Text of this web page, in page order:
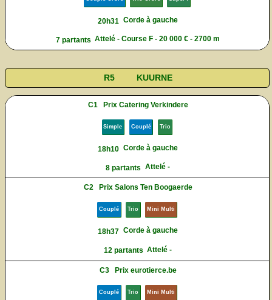
20h31 Corde à gauche
7 partants Attelé - Course F - 20 000 € - 2700 m
R5 KUURNE
C1 Prix Catering Verkindere
Simple Couplé Trio
18h10 Corde à gauche
8 partants Attelé -
C2 Prix Salons Ten Boogaerde
Couplé Trio Mini Multi
18h37 Corde à gauche
12 partants Attelé -
C3 Prix eurotierce.be
Couplé Trio Mini Multi